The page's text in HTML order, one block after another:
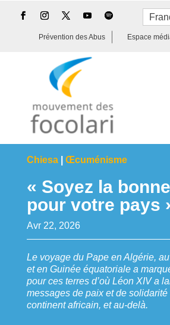
Prévention des Abus Espace
Chiesa| Œcuménisme
« Soyez la
pour votre pays
Avr 22, 2026
Le voyage du Pape en Algérie,
et en Guinée équatoriale a
pour ces terres d’où Léon XIV a
messages de paix et de solidarité
continent africain, et au-delà.